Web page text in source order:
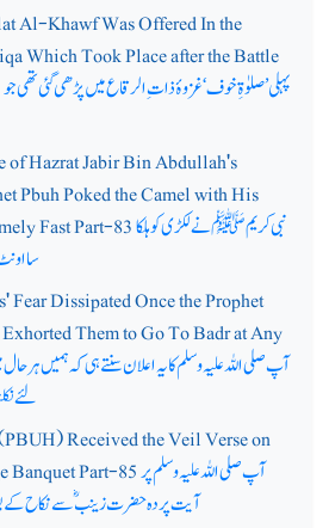
Al-Khawf Was Offered In the
Which Took Place after the Battle
پہلی’ صلوٰۃِ خوف ‘ غزوۂ ذات ِ الرقاع میں پڑھی گئی تھی جو
of Hazrat Jabir Bin Abdullah's
Pbuh Poked the Camel with His
Fast Part-83نبی کریم ﷺنے لکڑی کو ہلکا
سا
Fear Dissipated Once the Prophet
Them to Go To Badr at Any
آپ صلی اللہ علیہ وسلم کا یہ اعلان سنتے ہی کہ ہمیں ہر
لئے
Received the Veil Verse on
Banquet Part-85آپ صلی اللہ علیہ وسلم پر
آیت پردہ حضرت زینبؓ سے نکاح کے